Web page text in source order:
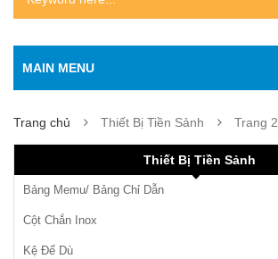
MAIN MENU
Trang chủ Thiết Bị Tiền Sảnh Trang 2
Thiết Bị Tiền Sảnh
Bảng Memu/ Bảng Chỉ Dẫn
Cột Chắn Inox
Kệ Để Dù